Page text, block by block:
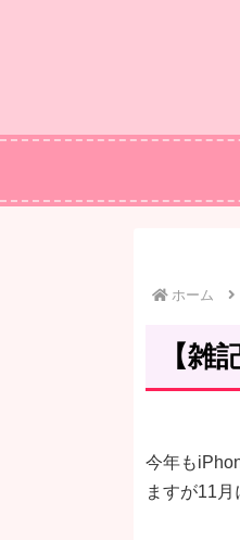
ホーム
【雑
今年も
ますが11